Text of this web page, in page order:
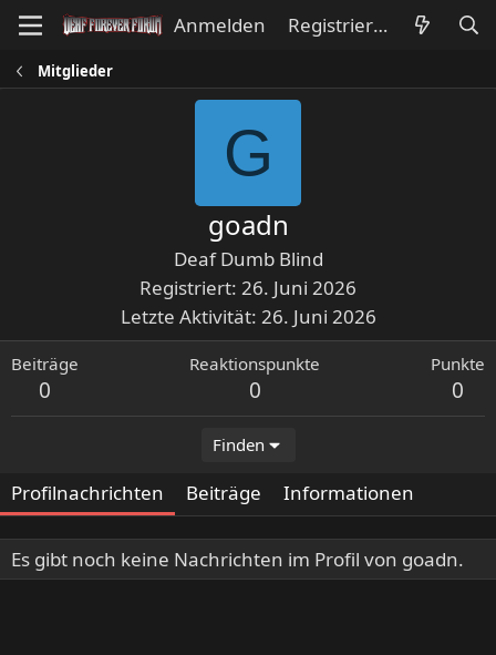
Anmelden Registrieren
Mitglieder
G
goadn
Deaf Dumb Blind
Registriert 26. Juni 2026
Letzte Aktivität 26. Juni 2026
Beiträge
0
Reaktionspunkte
0
Punkte
0
Finden
Profilnachrichten Beiträge Informationen
Es gibt noch keine Nachrichten im Profil von goadn.